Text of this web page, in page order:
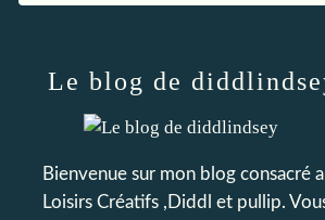
Le blog de
Bienvenue sur mon blog consacré
Loisirs Créatifs ,Diddl et pullip.